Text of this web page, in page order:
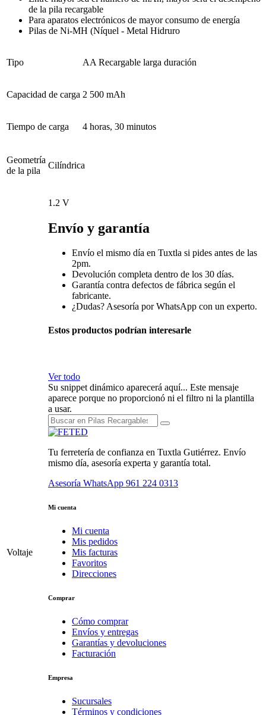
de la pila recargable
Para aparatos electrónicos de mayor consumo de energía
Pilas de Ni-MH (Níquel - Metal Hidruro
Tipo AA Recargable larga duración
Capacidad de carga 2 500 mAh
Tiempo de carga 4 horas, 30 minutos
Geometría
de la pila
Cilíndrica
Voltaje
1.2 V
Envío y garantía
Envío el mismo día en Tuxtla si pides antes de las
2pm.
Devolución completa dentro de los 30 días.
Garantía contra defectos de fábrica según el
fabricante.
¿Dudas? Asesoría por WhatsApp con un experto.
Estos productos podrían interesarle
Ver todo
Su snippet dinámico aparecerá aquí... Este mensaje
aparece porque no proporcionó ni el filtro ni la plantilla
a usar.
Tu ferretería de confianza en Tuxtla Gutiérrez. Envío
mismo día, asesoría experta y garantía total.
Asesoría WhatsApp 961 224 0313
Mi cuenta
Mi cuenta
Mis pedidos
Mis facturas
Favoritos
Direcciones
Comprar
Cómo comprar
Envíos y entregas
Garantías y devoluciones
Facturación
Empresa
Sucursales
Términos y condiciones